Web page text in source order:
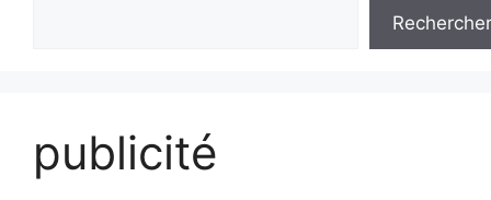
Rechercher
publicité